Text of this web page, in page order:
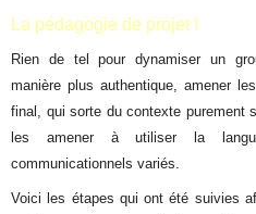
La pédagogie de projet !
Rien de tel pour dynamiser un
manière plus authentique, amener
final, qui sorte du contexte purement
les amener à utiliser la
communicationnels variés.
Voici les étapes qui ont été suivies